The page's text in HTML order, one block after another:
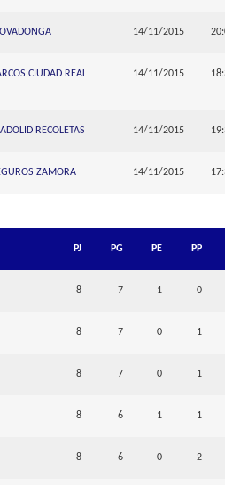
14/11/2015
CIUDAD REAL 14/11/2015
RECOLETAS 14/11/2015
ZAMORA 14/11/2015
PJ PG PE PP
8 7 1 0
8 7 0 1
8 7 0 1
8 6 1 1
8 6 0 2